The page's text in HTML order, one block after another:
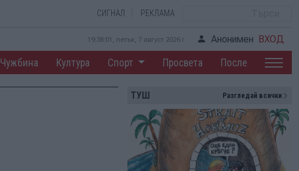
СИГНАЛ РЕКЛАМА
19:38:02, петък, 7 август 2026 г. Анонимен ВХОД
Чужбина Култура Спорт Просвета После
ТУШ Разгледай всички